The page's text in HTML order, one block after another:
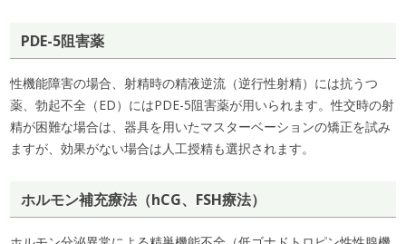
PDE-5阻害薬
性機能障害の場合、射精時の精液逆流（逆行性射精）には抗うつ
薬、勃起不全（ED）にはPDE-5阻害薬が用いられます。性交時の射
精が困難な場合は、器具を用いたマスターベーションの矯正を試み
ますが、効果がない場合は人工授精も選択されます。
ホルモン補充療法（hCG、FSH療法）